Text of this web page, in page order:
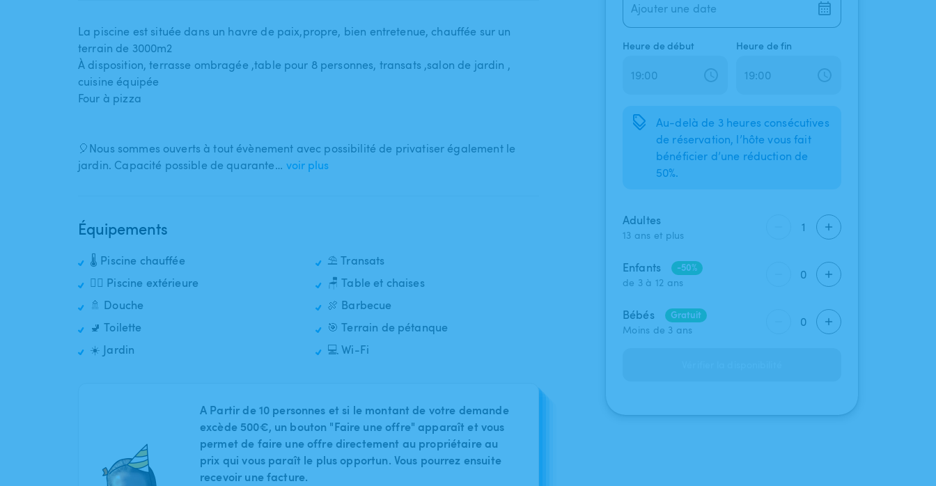
La piscine est située dans un havre de paix​,​propre​,​ bien entretenue​,​ chauffée sur un
terrain de 3000m2
À disposition​,​ terrasse ombragée ​,​table pour 8 personnes​,​ transats ​,​salon de jardin ​,​
cuisine équipée
Four à pizza
🎈Nous sommes ouverts à tout évènement avec possibilité de privatiser également le
jardin. Capacité possible de quarante… voir plus
Équipements
🌡️ Piscine chauffée
🏊‍♂️ Piscine extérieure
🚿 Douche
🚽 Toilette
☀️ Jardin
⛱️ Transats
🪑 Table et chaises
🍖 Barbecue
🎯 Terrain de pétanque
💻 Wi-Fi
A Partir de 10 personnes et si le montant de votre demande
excède 500€, un bouton "Faire une offre" apparaît et vous
permet de faire une offre directement au propriétaire au
prix qui vous paraît le plus opportun. Vous pourrez ensuite
recevoir une facture.
Ajouter une date
Heure de début Heure de fin
Au-delà de 3 heures consécutives
de réservation, l’hôte vous fait
bénéficier d’une réduction de
50%.
Adultes
13 ans et plus
1
Enfants
-50%
de 3 à 12 ans
0
Bébés
Gratuit
Moins de 3 ans
0